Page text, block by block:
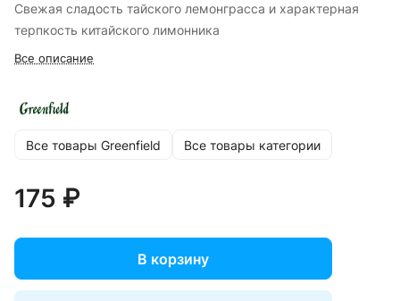
Свежая сладость тайского лемонграсса и характерная
терпкость китайского лимонника
Все описание
Все товары Greenfield Все товары категории
175 ₽
В корзину